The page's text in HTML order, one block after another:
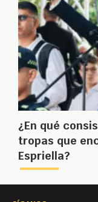
¿En qué
tropas que
Espriella?